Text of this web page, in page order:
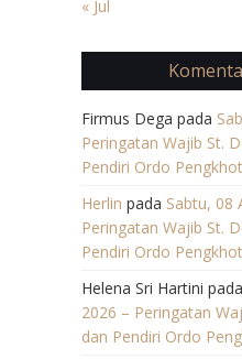
« Jul
Firmus Dega pada
Peringatan Wajib St.
Pendiri Ordo
Herlin pada Sabtu, 08
Peringatan Wajib St.
Pendiri Ordo
Helena Sri Hartini pada
2026 – Peringatan
dan Pendiri Ordo